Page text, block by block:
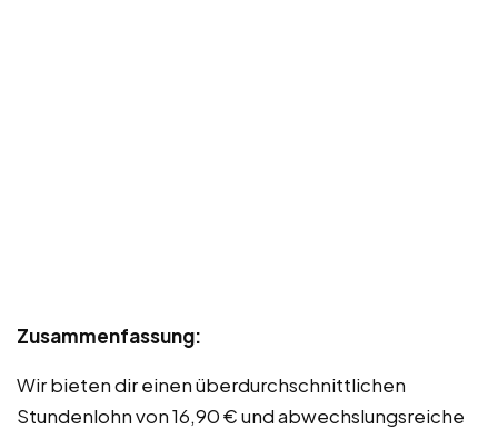
Zusammenfassung:
Wir bieten dir einen überdurchschnittlichen
Stundenlohn von 16,90 € und abwechslungsreiche